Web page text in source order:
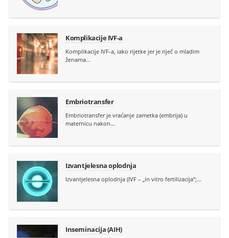
Komplikacije IVF-a
Komplikacije IVF-a, iako rijetke jer je riječ o mladim
ženama...
Embriotransfer
Embriotransfer je vraćanje zametka (embrija) u
maternicu nakon...
Izvantjelesna oplodnja
Izvantjelesna oplodnja (IVF – „in vitro fertilizacija“;...
Inseminacija (AIH)